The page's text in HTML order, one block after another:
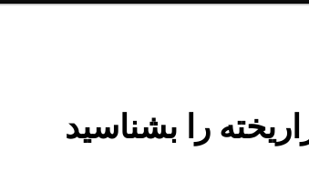
را بشناسید